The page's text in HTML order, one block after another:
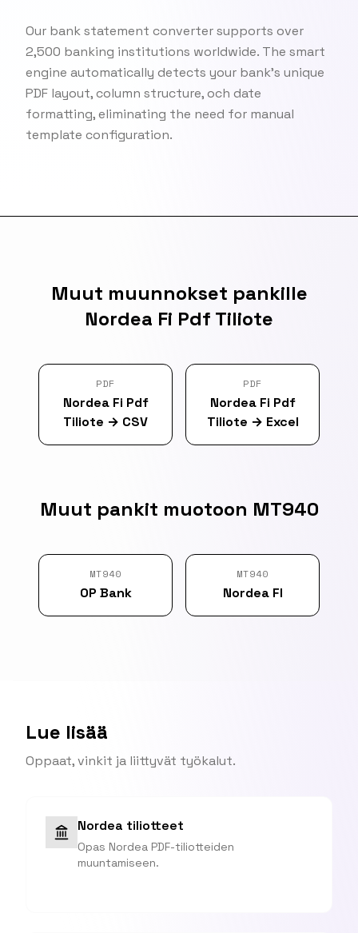
Our bank statement converter supports over
2,500 banking institutions worldwide. The smart
engine automatically detects your bank's unique
PDF layout, column structure, och date
formatting, eliminating the need for manual
template configuration.
Muut muunnokset pankille
Nordea Fi Pdf Tiliote
PDF
Nordea Fi Pdf
Tiliote → CSV
PDF
Nordea Fi Pdf
Tiliote → Excel
Muut pankit muotoon MT940
MT940
OP Bank
MT940
Nordea FI
Lue lisää
Oppaat, vinkit ja liittyvät työkalut.
Nordea tiliotteet
Opas Nordea PDF-tiliotteiden
muuntamiseen.